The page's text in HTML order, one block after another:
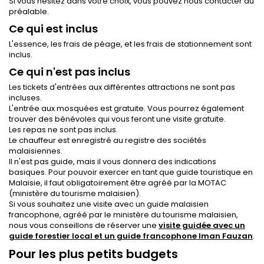
préalable.
Ce qui est inclus
L'essence, les frais de péage, et les frais de stationnement sont
inclus.
Ce qui n'est pas inclus
Les tickets d'entrées aux différentes attractions ne sont pas
incluses.
L'entrée aux mosquées est gratuite. Vous pourrez également
trouver des bénévoles qui vous feront une visite gratuite.
Les repas ne sont pas inclus.
Le chauffeur est enregistré au registre des sociétés
malaisiennes.
Il n'est pas guide, mais il vous donnera des indications
basiques. Pour pouvoir exercer en tant que guide touristique en
Malaisie, il faut obligatoirement être agréé par la MOTAC
(ministère du tourisme malaisien).
Si vous souhaitez une visite avec un guide malaisien
francophone, agréé par le ministère du tourisme malaisien,
nous vous conseillons de réserver une visite guidée avec un
guide forestier local et un guide francophone Iman Fauzan.
Pour les plus petits budgets